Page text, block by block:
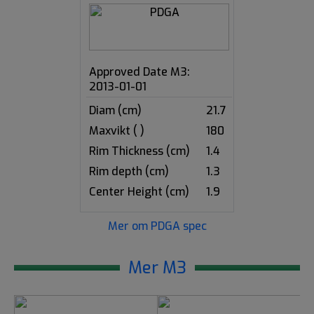
Approved Date M3:
2013-01-01
Diam (cm)
21.7
Maxvikt ( )
180
Rim Thickness (cm)
1.4
Rim depth (cm)
1.3
Center Height (cm)
1.9
Mer om PDGA spec
Mer M3